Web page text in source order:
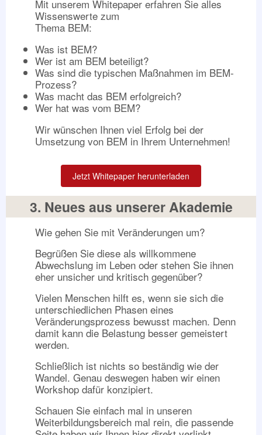
Mit unserem Whitepaper erfahren Sie alles
Wissenswerte zum
Thema BEM:
Was ist BEM?
Wer ist am BEM beteiligt?
Was sind die typischen Maßnahmen im BEM-
Prozess?
Was macht das BEM erfolgreich?
Wer hat was vom BEM?
Wir wünschen Ihnen viel Erfolg bei der
Umsetzung von BEM in Ihrem Unternehmen!
Jetzt Whitepaper herunterladen
3. Neues aus unserer Akademie
Wie gehen Sie mit Veränderungen um?
Begrüßen Sie diese als willkommene
Abwechslung im Leben oder stehen Sie ihnen
eher unsicher und kritisch gegenüber?
Vielen Menschen hilft es, wenn sie sich die
unterschiedlichen Phasen eines
Veränderungsprozess bewusst machen. Denn
damit kann die Belastung besser gemeistert
werden.
Schließlich ist nichts so beständig wie der
Wandel. Genau deswegen haben wir einen
Workshop dafür konzipiert.
Schauen Sie einfach mal in unseren
Weiterbildungsbereich mal rein, die passende